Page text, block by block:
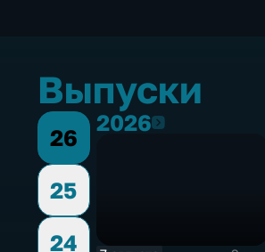
Выпуски
26
25
24
20262026